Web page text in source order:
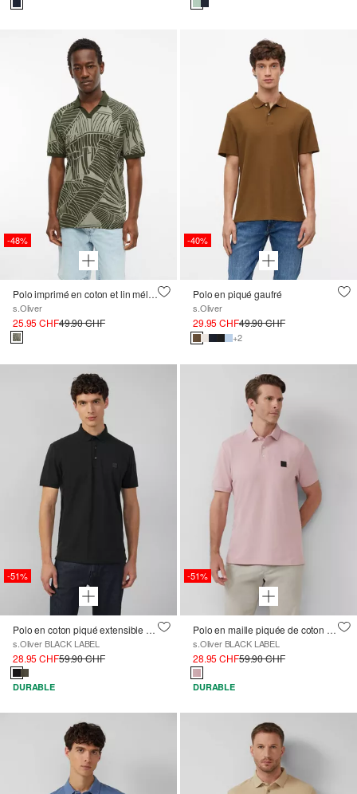
-48%
Polo imprimé en coton et lin mélangés
s.Oliver
25.95 CHF49.90 CHF
-40%
Polo en piqué gaufré
s.Oliver
29.95 CHF49.90 CHF
+2
-51%
Polo en coton piqué extensible avec logo appliqué
s.Oliver BLACK LABEL
28.95 CHF59.90 CHF
DURABLE
-51%
Polo en maille piquée de coton stretch à écusson logoté
s.Oliver BLACK LABEL
28.95 CHF59.90 CHF
DURABLE